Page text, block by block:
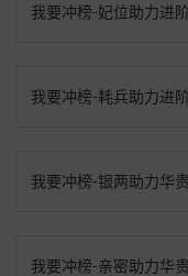
我要冲榜-妃位助力进
我要冲榜-耗兵助力进
我要冲榜-银两助力华
我要冲榜-亲密助力华